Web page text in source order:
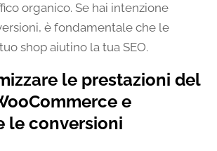
organico. Se hai intenzione
è fondamentale che le
shop aiutino la tua SEO.
le prestazioni del
e
le conversioni